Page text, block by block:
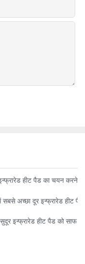
के कारणहीट पैड का चयन करने के
सबसे अच्छा दूर इन्फ्रारेड हीट पैड
जिन्हें आपको जानना चाहिए
इन्फ्रारेड हीट पैड को साफ